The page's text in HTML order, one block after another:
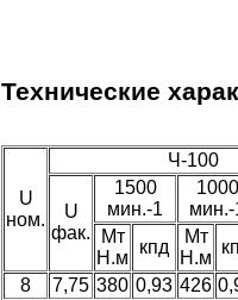
Технические
U
ном.
Ч-100
U
фак.
1500
мин.-1
1000
мин.-
Мт
Н.м
кпд
Мт
Н.м
8
7,75 380 0,93 426